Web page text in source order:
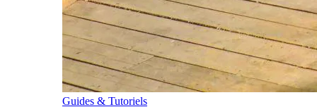
Guides & Tutoriels